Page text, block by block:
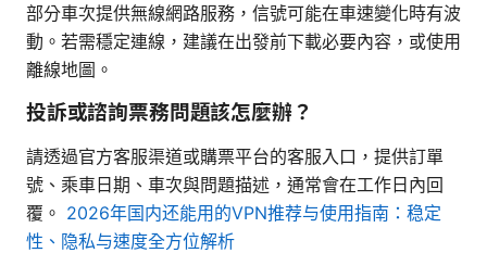
部分車次提供無線網路服務，信號可能在車速變化時有波
動。若需穩定連線，建議在出發前下載必要內容，或使用
離線地圖。
投訴或諮詢票務問題該怎麼辦？
請透過官方客服渠道或購票平台的客服入口，提供訂單
號、乘車日期、車次與問題描述，通常會在工作日內回
覆。 2026年国内还能用的VPN推荐与使用指南：稳定
性、隐私与速度全方位解析